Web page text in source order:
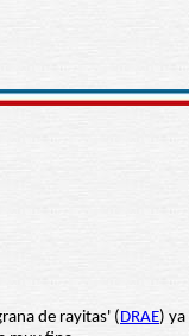
de rayitas' (DRAE)